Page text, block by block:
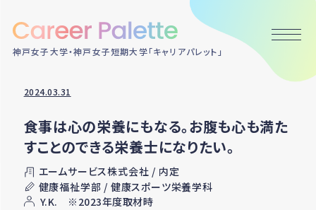
神戸女子大学・神戸女子短期大学「キャリアパレット」
2024.03.31
食事は心の栄養にもなる。お腹も心も満た
すことのできる栄養士になりたい。
エームサービス株式会社 / 内定
健康福祉学部 / 健康スポーツ栄養学科
Y.K. ※2023年度取材時